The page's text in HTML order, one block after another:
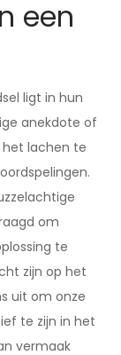
een
ligt in hun
anekdote of
het lachen te
om
te
zijn op het
uit om onze
te zijn in het
vermaak